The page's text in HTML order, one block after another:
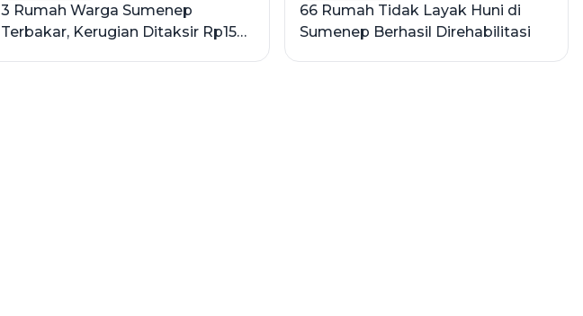
3 Rumah Warga Sumenep
Terbakar, Kerugian Ditaksir Rp150
66 Rumah Tidak Layak Huni di
Sumenep Berhasil Direhabilitasi